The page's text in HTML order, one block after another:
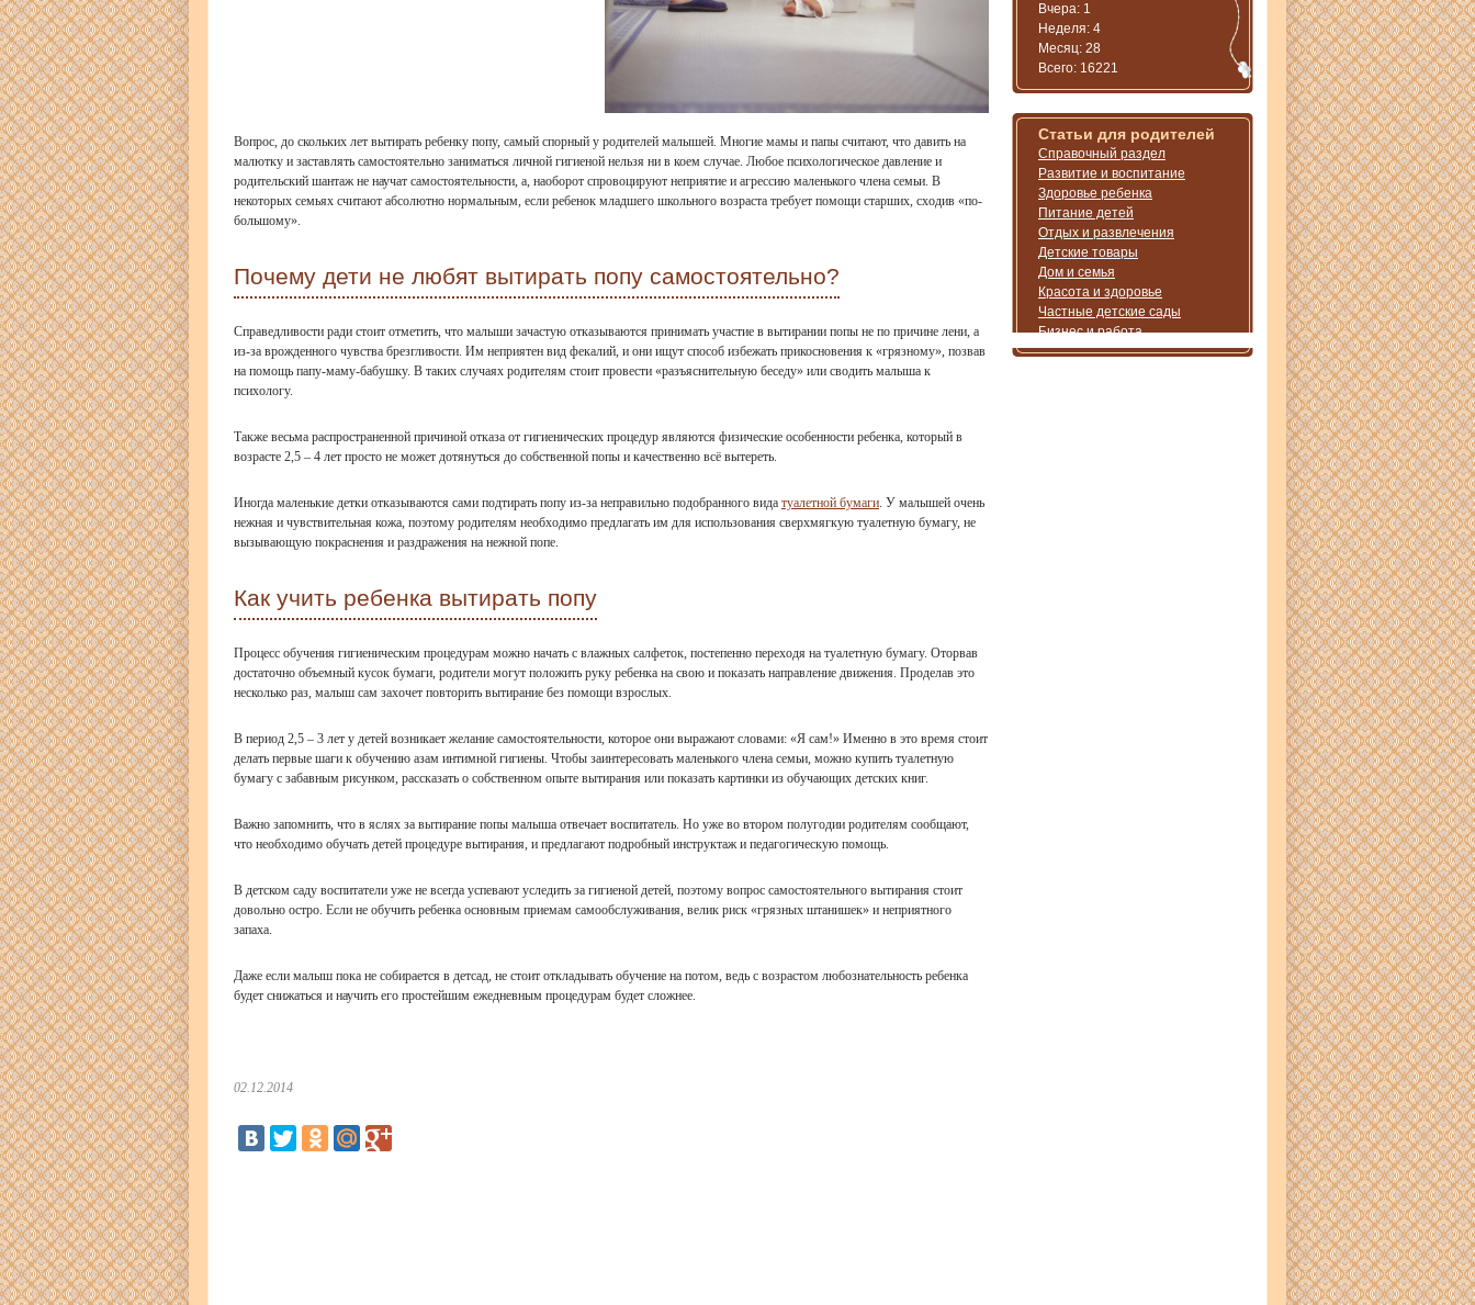
Вопрос, до скольких лет вытирать ребенку попу, самый спорный у родителей малышей. Многие мамы и папы считают, что давить на
малютку и заставлять самостоятельно заниматься личной гигиеной нельзя ни в коем случае. Любое психологическое давление и
родительский шантаж не научат самостоятельности, а, наоборот спровоцируют неприятие и агрессию маленького члена семьи. В
некоторых семьях считают абсолютно нормальным, если ребенок младшего школьного возраста требует помощи старших, сходив «по-
большому».
Почему дети не любят вытирать попу самостоятельно?
Справедливости ради стоит отметить, что малыши зачастую отказываются принимать участие в вытирании попы не по причине лени, а
из-за врожденного чувства брезгливости. Им неприятен вид фекалий, и они ищут способ избежать прикосновения к «грязному», позвав
на помощь папу-маму-бабушку. В таких случаях родителям стоит провести «разъяснительную беседу» или сводить малыша к
психологу.
Также весьма распространенной причиной отказа от гигиенических процедур являются физические особенности ребенка, который в
возрасте 2,5 – 4 лет просто не может дотянуться до собственной попы и качественно всё вытереть.
Иногда маленькие детки отказываются сами подтирать попу из-за неправильно подобранного вида туалетной бумаги . У малышей очень
нежная и чувствительная кожа, поэтому родителям необходимо предлагать им для использования сверхмягкую туалетную бумагу, не
вызывающую покраснения и раздражения на нежной попе.
Как учить ребенка вытирать попу
Процесс обучения гигиеническим процедурам можно начать с влажных салфеток, постепенно переходя на туалетную бумагу. Оторвав
достаточно объемный кусок бумаги, родители могут положить руку ребенка на свою и показать направление движения. Проделав это
несколько раз, малыш сам захочет повторить вытирание без помощи взрослых.
В период 2,5 – 3 лет у детей возникает желание самостоятельности, которое они выражают словами: «Я сам!» Именно в это время стоит
делать первые шаги к обучению азам интимной гигиены. Чтобы заинтересовать маленького члена семьи, можно купить туалетную
бумагу с забавным рисунком, рассказать о собственном опыте вытирания или показать картинки из обучающих детских книг.
Важно запомнить, что в яслях за вытирание попы малыша отвечает воспитатель. Но уже во втором полугодии родителям сообщают,
что необходимо обучать детей процедуре вытирания, и предлагают подробный инструктаж и педагогическую помощь.
В детском саду воспитатели уже не всегда успевают уследить за гигиеной детей, поэтому вопрос самостоятельного вытирания стоит
довольно остро. Если не обучить ребенка основным приемам самообслуживания, велик риск «грязных штанишек» и неприятного
запаха.
Даже если малыш пока не собирается в детсад, не стоит откладывать обучение на потом, ведь с возрастом любознательность ребенка
будет снижаться и научить его простейшим ежедневным процедурам будет сложнее.
02.12.2014
Вчера: 1
Неделя: 4
Месяц: 28
Всего: 16221
Статьи для родителей
Справочный раздел
Развитие и воспитание
Здоровье ребенка
Питание детей
Отдых и развлечения
Детские товары
Дом и семья
Красота и здоровье
Частные детские сады
Бизнес и работа